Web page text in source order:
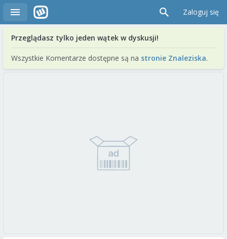
Zaloguj się
Przeglądasz tylko jeden wątek w dyskusji!
Wszystkie Komentarze dostępne są na stronie Znaleziska.